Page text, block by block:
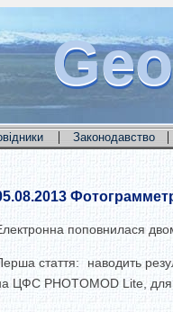
| Законодавство |
поповнилася
стаття: наводить
ЦФС PHOTOMOD Lite, для